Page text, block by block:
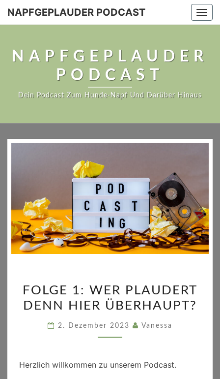
NAPFGEPLAUDER PODCAST
NAPFGEPLAUDER
PODCAST
Dein Podcast Zum Hunde-Napf Und Darüber Hinaus
1:
WER
FOLGE 1: WER PLAUDERT
DENN HIER ÜBERHAUPT?
2. Dezember 2023 Vanessa
Herzlich willkommen zu unserem Podcast.